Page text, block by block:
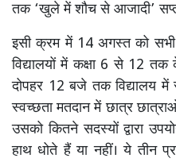
तक ‘खुले में शौच से आजादी’
इसी क्रम में 14 अगस्त को सभी
विद्यालयों में कक्षा 6 से 12 तक
दोपहर 12 बजे तक विद्यालय में
स्वच्छता मतदान में छात्र
उसको कितने सदस्यों द्वारा
हाथ धोते हैं या नहीं। ये तीन